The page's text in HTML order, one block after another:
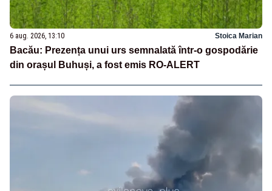
6 aug. 2026, 13:10 Stoica Marian
Bacău: Prezența unui urs semnalată într-o gospodărie
din orașul Buhuși, a fost emis RO-ALERT